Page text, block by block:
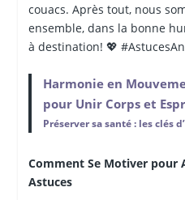
couacs. Après tout, nous
ensemble, dans la bonne
à destination! 💖
Harmonie en
pour Unir Corps et
Préserver sa santé : les clés
Comment Se Motiver pour
Astuces